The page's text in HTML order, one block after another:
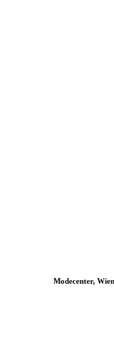
Modecenter, Wien